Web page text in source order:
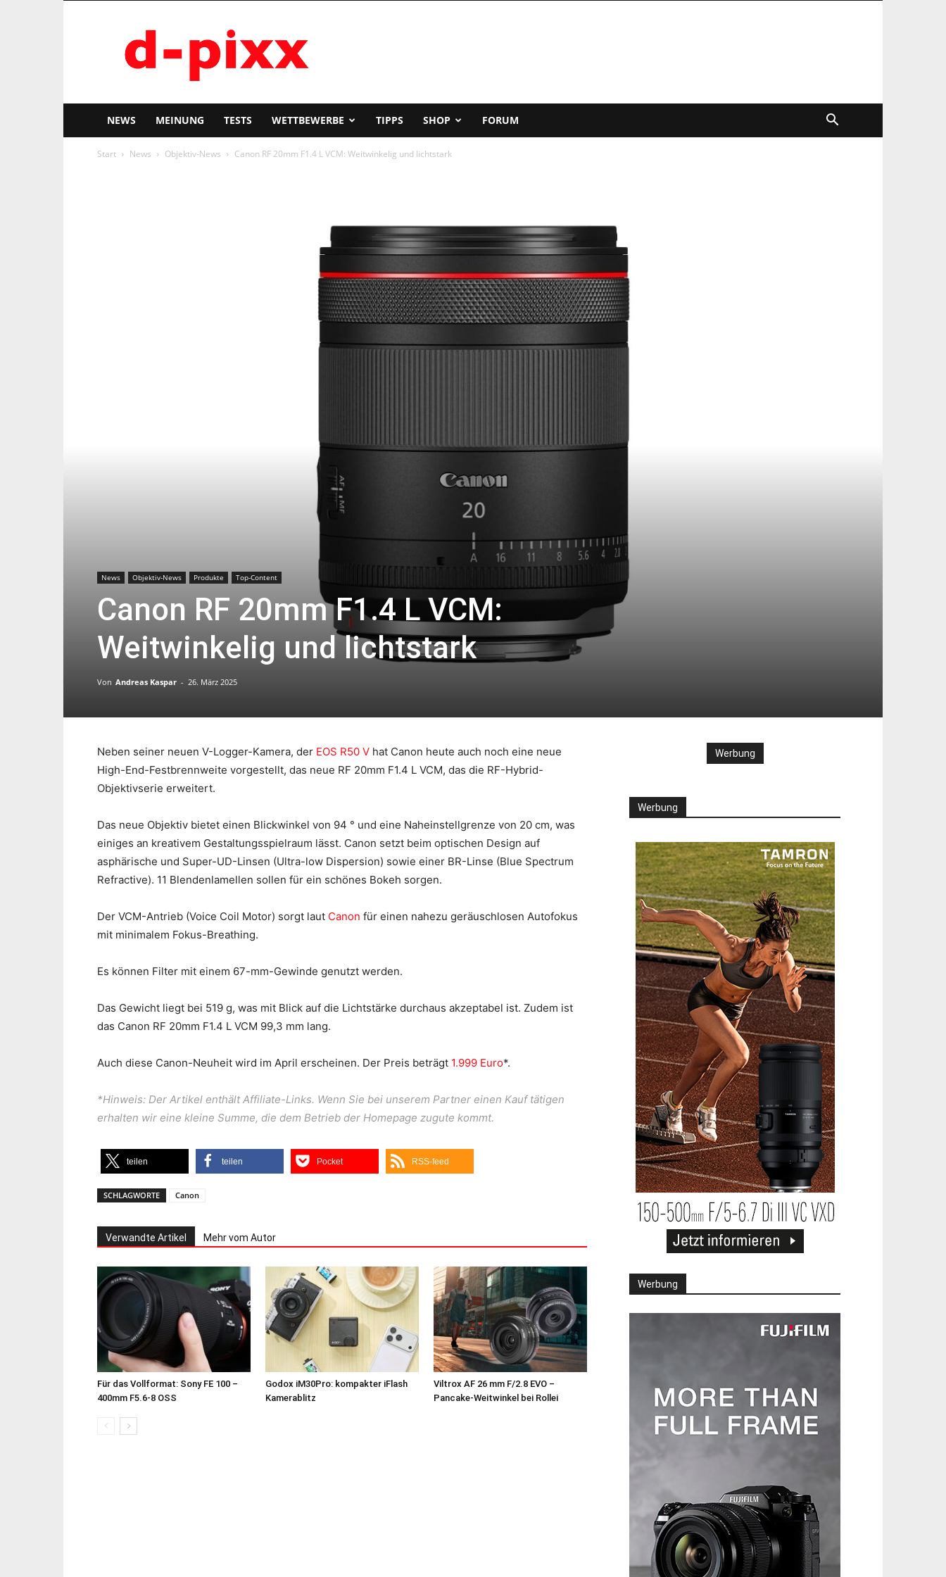
pixx
NEWS MEINUNG TESTS WETTBEWERBE TIPPS SHOP FORUM
Start News Objektiv-News Canon RF 20mm F1.4 L VCM: Weitwinkelig und lichtstark
News Objektiv-News Produkte Top-Content
Canon RF 20mm F1.4 L VCM:
Weitwinkelig und lichtstark
Von Andreas Kaspar - 26. März 2025
Neben seiner neuen V-Logger-Kamera, der EOS R50 V hat Canon heute auch noch eine neue
High-End-Festbrennweite vorgestellt, das neue RF 20mm F1.4 L VCM, das die RF-Hybrid-
Objektivserie erweitert.
Das neue Objektiv bietet einen Blickwinkel von 94 ° und eine Naheinstellgrenze von 20 cm, was
einiges an kreativem Gestaltungsspielraum lässt. Canon setzt beim optischen Design auf
asphärische und Super-UD-Linsen (Ultra-low Dispersion) sowie einer BR-Linse (Blue Spectrum
Refractive). 11 Blendenlamellen sollen für ein schönes Bokeh sorgen.
Der VCM-Antrieb (Voice Coil Motor) sorgt laut Canon für einen nahezu geräuschlosen Autofokus
mit minimalem Fokus-Breathing.
Es können Filter mit einem 67-mm-Gewinde genutzt werden.
Das Gewicht liegt bei 519 g, was mit Blick auf die Lichtstärke durchaus akzeptabel ist. Zudem ist
das Canon RF 20mm F1.4 L VCM 99,3 mm lang.
Auch diese Canon-Neuheit wird im April erscheinen. Der Preis beträgt 1.999 Euro*.
*Hinweis: Der Artikel enthält Affiliate-Links. Wenn Sie bei unserem Partner einen Kauf tätigen
erhalten wir eine kleine Summe, die dem Betrieb der Homepage zugute kommt.
teilen teilen Pocket RSS-feed
SCHLAGWORTE Canon
Verwandte Artikel Mehr vom Autor
Für das Vollformat: Sony FE 100 –
400mm F5.6-8 OSS
Godox iM30Pro: kompakter iFlash
Kamerablitz
Viltrox AF 26 mm F/2.8 EVO –
Pancake-Weitwinkel bei Rollei
Werbung
Werbung
Werbung